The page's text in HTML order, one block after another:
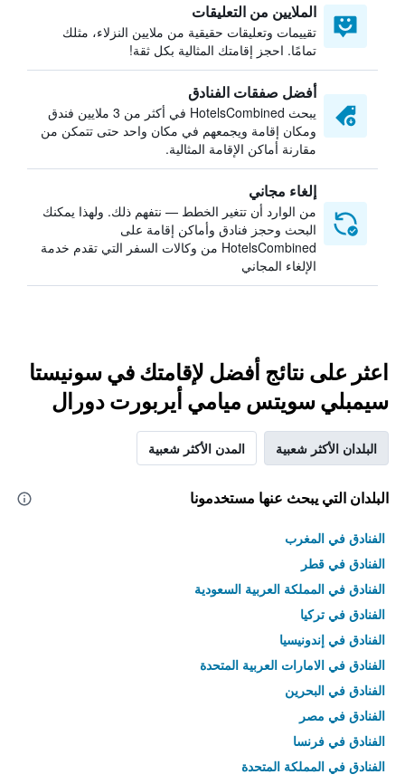
الملايين من التعليقات
تقييمات وتعليقات حقيقية من ملايين النزلاء، مثلك
تمامًا. احجز إقامتك المثالية بكل ثقة!
أفضل صفقات الفنادق
يبحث HotelsCombined في أكثر من 3 ملايين فندق
ومكان إقامة ويجمعهم في مكان واحد حتى تتمكن من
مقارنة أماكن الإقامة المثالية.
إلغاء مجاني
من الوارد أن تتغير الخطط — نتفهم ذلك. ولهذا يمكنك
البحث وحجز فنادق وأماكن إقامة على
HotelsCombined من وكالات السفر التي تقدم خدمة
الإلغاء المجاني
اعثر على نتائج أفضل لإقامتك في سونيستا
سيمبلي سويتس ميامي أيربورت دورال
البلدان الأكثر شعبية المدن الأكثر شعبية
البلدان التي يبحث عنها مستخدمونا
الفنادق في المغرب
الفنادق في قطر
الفنادق في المملكة العربية السعودية
الفنادق في تركيا
الفنادق في إندونيسيا
الفنادق في الامارات العربية المتحدة
الفنادق في البحرين
الفنادق في مصر
الفنادق في فرنسا
الفنادق في المملكة المتحدة